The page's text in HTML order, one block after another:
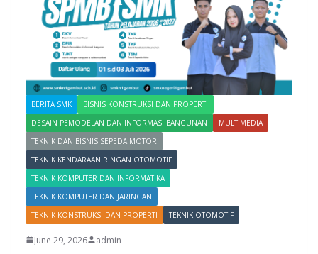
BERITA SMK
BISNIS KONSTRUKSI DAN PROPERTI
DESAIN PEMODELAN DAN INFORMASI BANGUNAN
MULTIMEDIA
TEKNIK DAN BISNIS SEPEDA MOTOR
TEKNIK KENDARAAN RINGAN OTOMOTIF
TEKNIK KOMPUTER DAN INFORMATIKA
TEKNIK KOMPUTER DAN JARINGAN
TEKNIK KONSTRUKSI DAN PROPERTI
TEKNIK OTOMOTIF
June 29, 2026 admin